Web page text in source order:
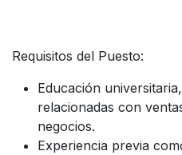
Requisitos del Puesto:
Educación
relacionadas con
negocios.
Experiencia previa